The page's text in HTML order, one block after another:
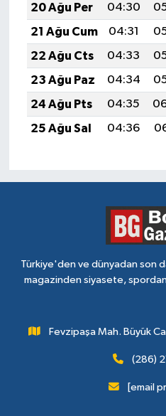
20 Ağu Per
04:30
21 Ağu Cum
04:31
22 Ağu Cts
04:33
23 Ağu Paz
04:34
24 Ağu Pts
04:35
25 Ağu Sal
04:36
Türkiye'den ve dünyadan son
magazinden siyasete,
Fevzipaşa Mah. Büyük
(286)
[email